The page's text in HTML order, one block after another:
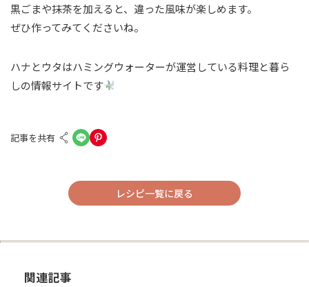
黒ごまや抹茶を加えると、違った風味が楽しめます。
ぜひ作ってみてくださいね。
ハナとウタはハミングウォーターが運営している料理と暮ら
しの情報サイトです
記事を共有
レシピ一覧に戻る
関連記事